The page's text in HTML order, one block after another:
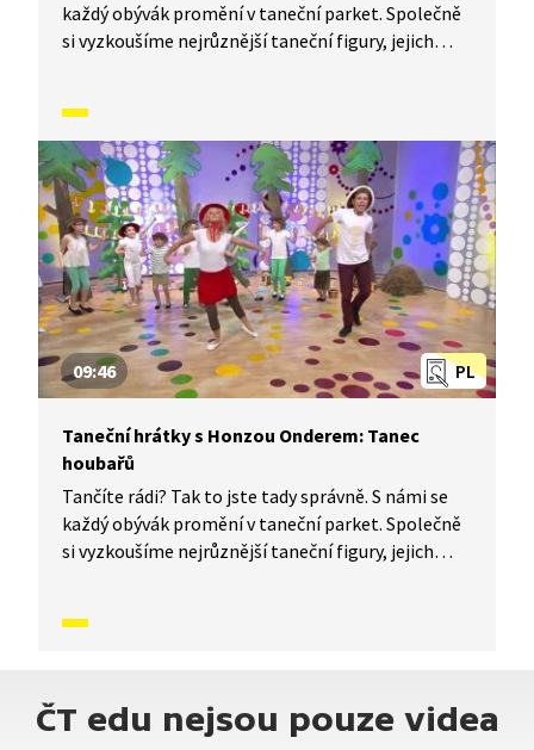
každý obývák promění v taneční parket. Společně
si vyzkoušíme nejrůznější taneční figury, jejich
vás inspirovali a udělali z vás krále či královnu
každého tanečního parketu. Dneska si ukážeme,
jak to vypadá, když se tančí Tanec roztleskávaček.
PL
09:46
Taneční hrátky s Honzou Onderem: Tanec
houbařů
Tančíte rádi? Tak to jste tady správně. S námi se
každý obývák promění v taneční parket. Společně
si vyzkoušíme nejrůznější taneční figury, jejich
vás inspirovali a udělali z vás krále či královnu
ČT edu nejsou pouze videa